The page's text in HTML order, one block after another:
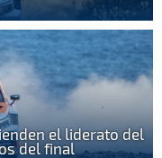
el liderato del
del final